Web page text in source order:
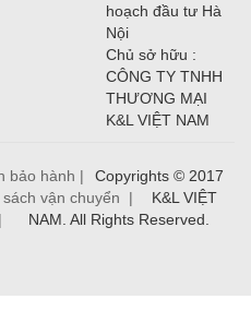
hoạch đầu tư Hà
Nội
Chủ sở hữu :
CÔNG TY TNHH
THƯƠNG MẠI
K&L VIỆT NAM
bảo hành |
sách vận chuyển |
Copyrights © 2017
K&L VIỆT
NAM. All Rights Reserved.